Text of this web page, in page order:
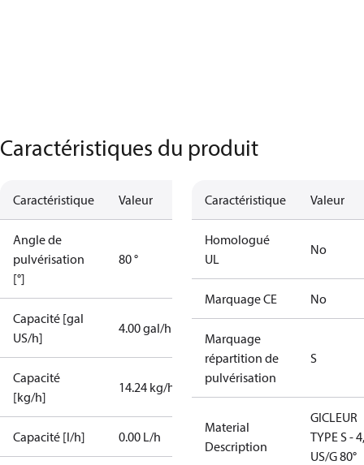
Caractéristiques du produit
Caractéristique Valeur
Angle de
pulvérisation
[°]
80 °
Capacité [gal
US/h]
4.00 gal/h
Capacité
[kg/h]
14.24 kg/h
Capacité [l/h] 0.00 L/h
Caractéristique Valeur
Homologué
UL
No
Marquage CE No
Marquage
répartition de
pulvérisation
S
Material
Description
GICLEUR
TYPE S -
US/G 80°